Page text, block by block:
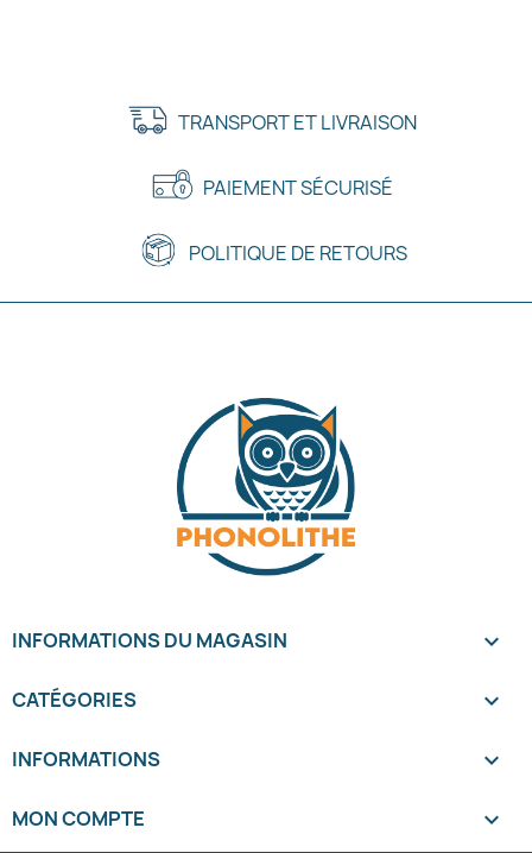
TRANSPORT ET LIVRAISON
PAIEMENT SÉCURISÉ
POLITIQUE DE RETOURS
INFORMATIONS DU MAGASIN keyboard_arrow_down
CATÉGORIES 
INFORMATIONS 
MON COMPTE 